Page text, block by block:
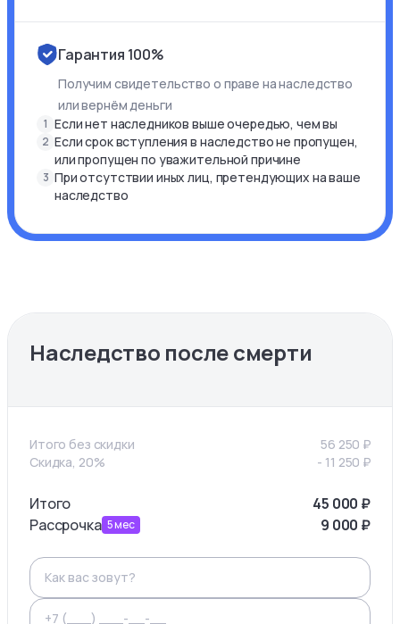
Гарантия 100%
Получим свидетельство о праве на наследство
или вернём деньги
1 Если нет наследников выше очередью, чем вы
2 Если срок вступления в наследство не пропущен,
или пропущен по уважительной причине
3 При отсутствии иных лиц, претендующих на ваше
наследство
Наследство после смерти
Итого без скидки 56 250 ₽
Скидка, 20%
- 11 250 ₽
Итого 45 000 ₽
Рассрочка 5мес 9 000 ₽